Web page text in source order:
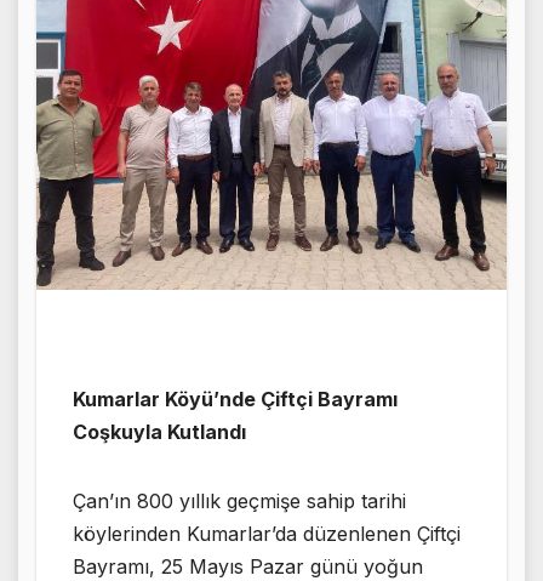
Kumarlar Köyü’nde Çiftçi Bayramı
Coşkuyla Kutlandı
Çan’ın 800 yıllık geçmişe sahip tarihi
köylerinden Kumarlar’da düzenlenen Çiftçi
Bayramı, 25 Mayıs Pazar günü yoğun